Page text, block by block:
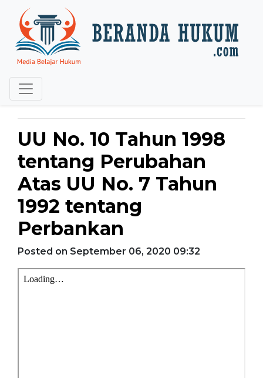
UU No. 10 Tahun 1998
tentang Perubahan
Atas UU No. 7 Tahun
1992 tentang
Perbankan
Posted on September 06, 2020 09:32